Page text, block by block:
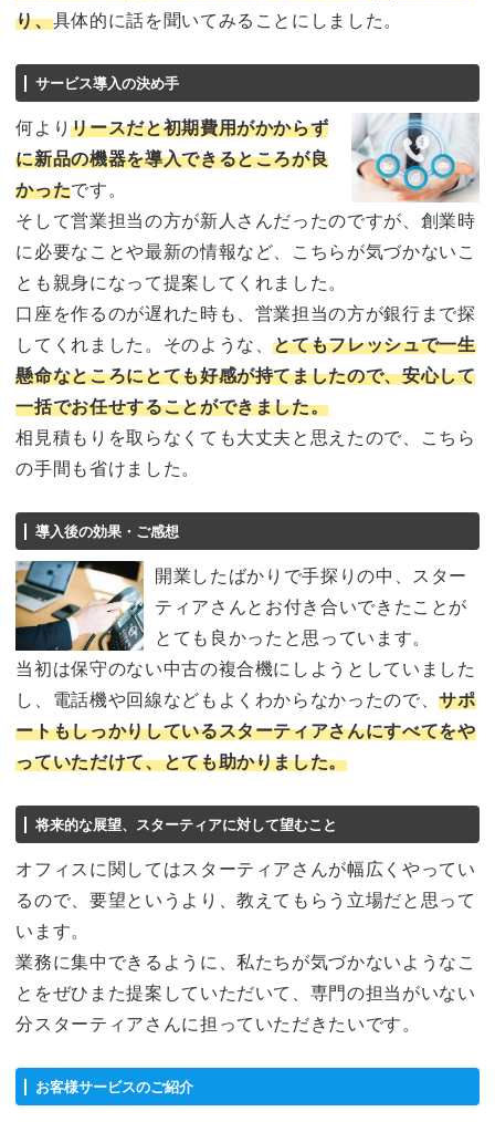
り、具体的に話を聞いてみることにしました。
サービス導入の決め手
何よりリースだと初期費用がかからず
に新品の機器を導入できるところが良
かったです。
そして営業担当の方が新人さんだったのですが、創業時
に必要なことや最新の情報など、こちらが気づかないこ
とも親身になって提案してくれました。
口座を作るのが遅れた時も、営業担当の方が銀行まで探
してくれました。そのような、とてもフレッシュで一生
懸命なところにとても好感が持てましたので、安心して
一括でお任せすることができました。
相見積もりを取らなくても大丈夫と思えたので、こちら
の手間も省けました。
導入後の効果・ご感想
開業したばかりで手探りの中、スター
ティアさんとお付き合いできたことが
とても良かったと思っています。
当初は保守のない中古の複合機にしようとしていました
し、電話機や回線などもよくわからなかったので、サポ
ートもしっかりしているスターティアさんにすべてをや
っていただけて、とても助かりました。
将来的な展望、スターティアに対して望むこと
オフィスに関してはスターティアさんが幅広くやってい
るので、要望というより、教えてもらう立場だと思って
います。
業務に集中できるように、私たちが気づかないようなこ
とをぜひまた提案していただいて、専門の担当がいない
分スターティアさんに担っていただきたいです。
お客様サービスのご紹介